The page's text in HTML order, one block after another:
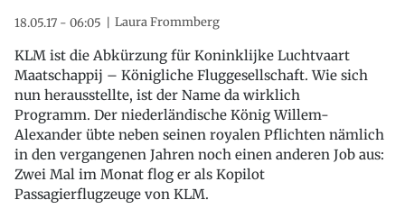
18.05.17 - 06:05 Laura Frommberg
KLM ist die Abkürzung für Koninklijke Luchtvaart
Maatschappij – Königliche Fluggesellschaft. Wie sich
nun herausstellte, ist der Name da wirklich
Programm. Der niederländische König Willem-
Alexander übte neben seinen royalen Pflichten nämlich
in den vergangenen Jahren noch einen anderen Job aus:
Zwei Mal im Monat flog er als Kopilot
Passagierflugzeuge von KLM.